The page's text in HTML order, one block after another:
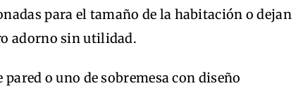
para el tamaño de la habitación o dejan
adorno sin utilidad.
o uno de sobremesa con diseño